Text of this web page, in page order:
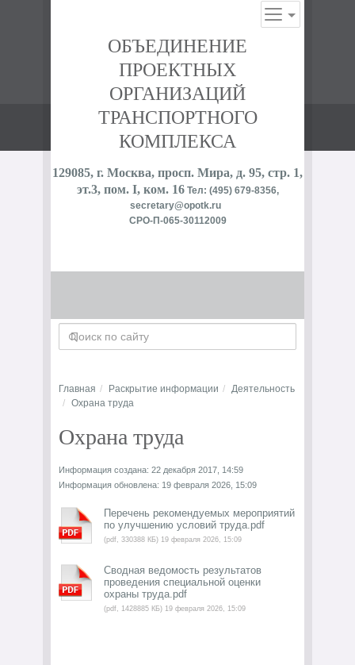
ОБЪЕДИНЕНИЕ
ПРОЕКТНЫХ
ОРГАНИЗАЦИЙ
ТРАНСПОРТНОГО
КОМПЛЕКСА
129085, г. Москва, просп. Мира, д. 95, стр. 1,
эт.3, пом. I, ком. 16Тел: (495) 679-8356,
secretary@opotk.ru
СРО-П-065-30112009
Поиск
Главная Раскрытие информации
Деятельность
Охрана труда
Охрана труда
Информация создана: 22 декабря 2017, 14:59
Информация обновлена: 19 февраля 2026, 15:09
Перечень рекомендуемых мероприятий
по улучшению условий труда.pdf
(pdf, 330388 КБ) 19 февраля 2026, 15:09
Сводная ведомость результатов
проведения специальной оценки
охраны труда.pdf
(pdf, 1428885 КБ) 19 февраля 2026, 15:09